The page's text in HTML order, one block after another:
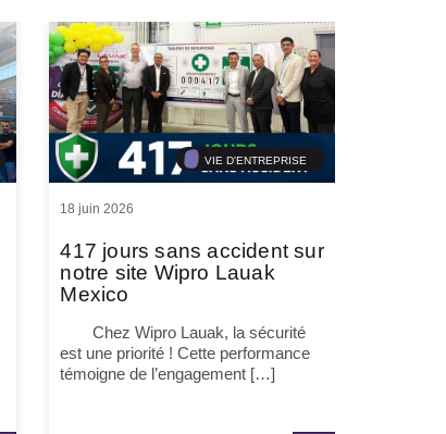
VIE D'ENTREPRISE
18 juin 2026
417 jours sans accident sur
notre site Wipro Lauak
Mexico
Chez Wipro Lauak, la sécurité
est une priorité ! Cette performance
témoigne de l’engagement […]